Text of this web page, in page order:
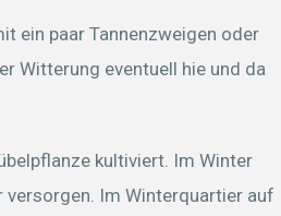
ein paar Tannenzweigen oder
Witterung eventuell hie und da
kultiviert. Im Winter
versorgen. Im Winterquartier auf